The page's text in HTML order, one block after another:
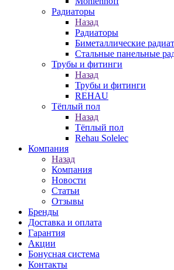
Радиаторы
Назад
Радиаторы
Биметаллические
Стальные панельные
Трубы и фитинги
Назад
Трубы и фитинги
REHAU
Тёплый пол
Назад
Тёплый пол
Rehau Solelec
Компания
Назад
Компания
Новости
Статьи
Отзывы
Бренды
Доставка и оплата
Гарантия
Акции
Бонусная система
Контакты